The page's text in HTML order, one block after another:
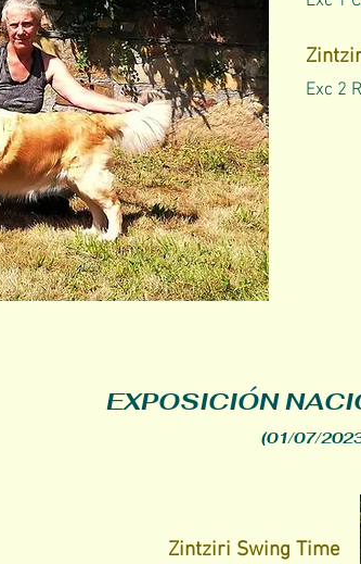
Exc 2
EXPOSICIÓN
(01/07/
Zintziri Swing Time